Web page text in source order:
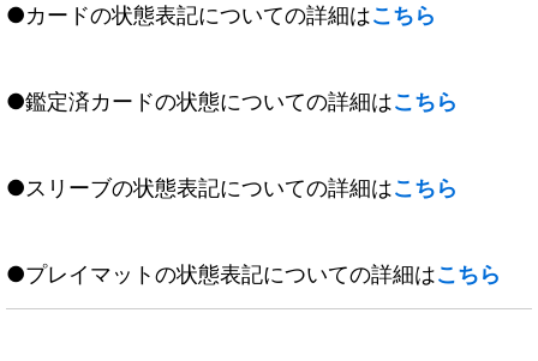
●カードの状態表記についての詳細はこちら
●鑑定済カードの状態についての詳細はこちら
●スリーブの状態表記についての詳細はこちら
●プレイマットの状態表記についての詳細はこちら